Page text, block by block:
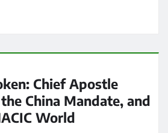
Chief Apostle
China Mandate, and
World